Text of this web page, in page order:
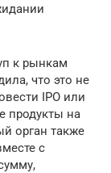
к рынкам
что это не
IPO или
продукты на
орган также
с